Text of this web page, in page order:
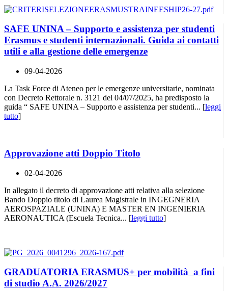
SAFE UNINA – Supporto e assistenza per studenti
Erasmus e studenti internazionali. Guida ai contatti
utili e alla gestione delle emergenze
09-04-2026
La Task Force di Ateneo per le emergenze universitarie, nominata
con Decreto Rettorale n. 3121 del 04/07/2025, ha predisposto la
guida “ SAFE UNINA – Supporto e assistenza per studenti... [leggi
tutto]
Approvazione atti Doppio Titolo
02-04-2026
In allegato il decreto di approvazione atti relativa alla selezione
Bando Doppio titolo di Laurea Magistrale in INGEGNERIA
AEROSPAZIALE (UNINA) E MASTER EN INGENIERIA
AERONAUTICA (Escuela Tecnica... [leggi tutto]
GRADUATORIA ERASMUS+ per mobilità a fini
di studio A.A. 2026/2027